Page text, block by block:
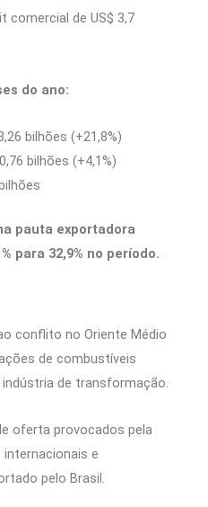
comercial de US$ 3,7
do ano:
bilhões (+21,8%)
bilhões (+4,1%)
pauta exportadora
para 32,9% no período.
conflito no Oriente Médio
de combustíveis
de transformação.
oferta provocados pela
e
pelo Brasil.